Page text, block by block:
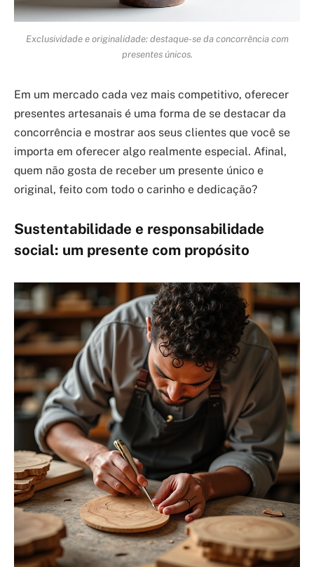
Exclusividade e originalidade: destaque-se da concorrência com
presentes únicos.
Em um mercado cada vez mais competitivo, oferecer
presentes artesanais é uma forma de se destacar da
concorrência e mostrar aos seus clientes que você se
importa em oferecer algo realmente especial. Afinal,
quem não gosta de receber um presente único e
original, feito com todo o carinho e dedicação?
Sustentabilidade e responsabilidade
social: um presente com propósito